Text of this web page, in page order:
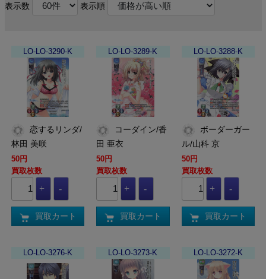
表示数
表示順
LO-LO-3290-K
林田 美咲
50円
買取枚数
買取カート
LO-LO-3289-K
田 亜衣
50円
買取枚数
買取カート
LO-LO-3288-K
ル/山科 京
50円
買取枚数
買取カート
LO-LO-3276-K LO-LO-3273-K LO-LO-3272-K